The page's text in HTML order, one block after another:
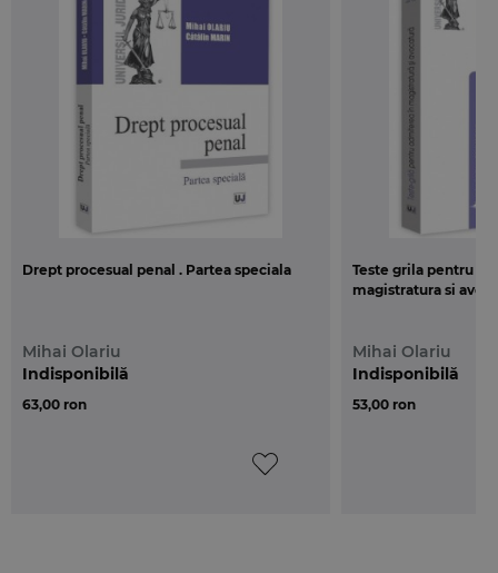
Prezenta aparitie editoriala vine astfel sa
completeze peisajul editorial in materia procedurii
penale si se dovedeste a fi nu doar un curs
universitar, ci si un veritabil ghid pentru practicieni
in interpretarea si aplicarea dispozitiilor noului Cod
de procedura penala.
Elaborata de un cadru universitar cu o vasta
(autorii fiind deopotriva si avocati) absolut
Din aceasta perspectiva, lucrarea
Drept procesual
penal. Partea Generala
constituie un manual util
necesare promovarii examenelor de licenta si de
Drept procesual penal . Partea speciala
Mihai Olariu
63,00 ron
Indisponibilă
Teste grila pentru
magistratura si
Mihai Olariu
53,00 ron
Indisponibilă